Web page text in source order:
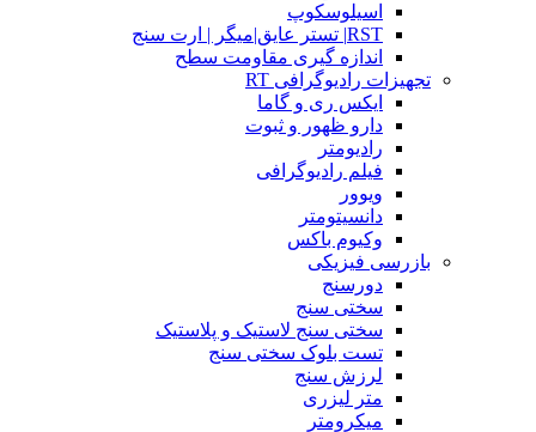
اسیلوسکوپ
RST| تستر عایق|میگر | ارت سنج
اندازه گیری مقاومت سطح
تجهیزات رادیوگرافی RT
ایکس ری و گاما
دارو ظهور و ثبوت
رادیومتر
فیلم رادیوگرافی
ویوور
دانسیتومتر
وکیوم باکس
بازرسی فیزیکی
دورسنج
سختی سنج
سختی سنج لاستیک و پلاستیک
تست بلوک سختی سنج
لرزش سنج
متر لیزری
میکرومتر